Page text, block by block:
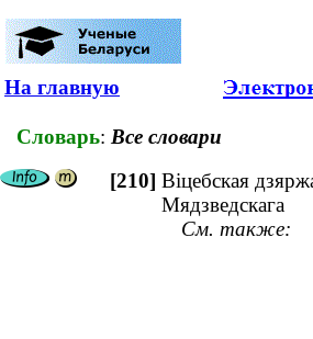
На главную
Словарь: Все словари
[210] Віцебская
Мядзведскага
См. также: